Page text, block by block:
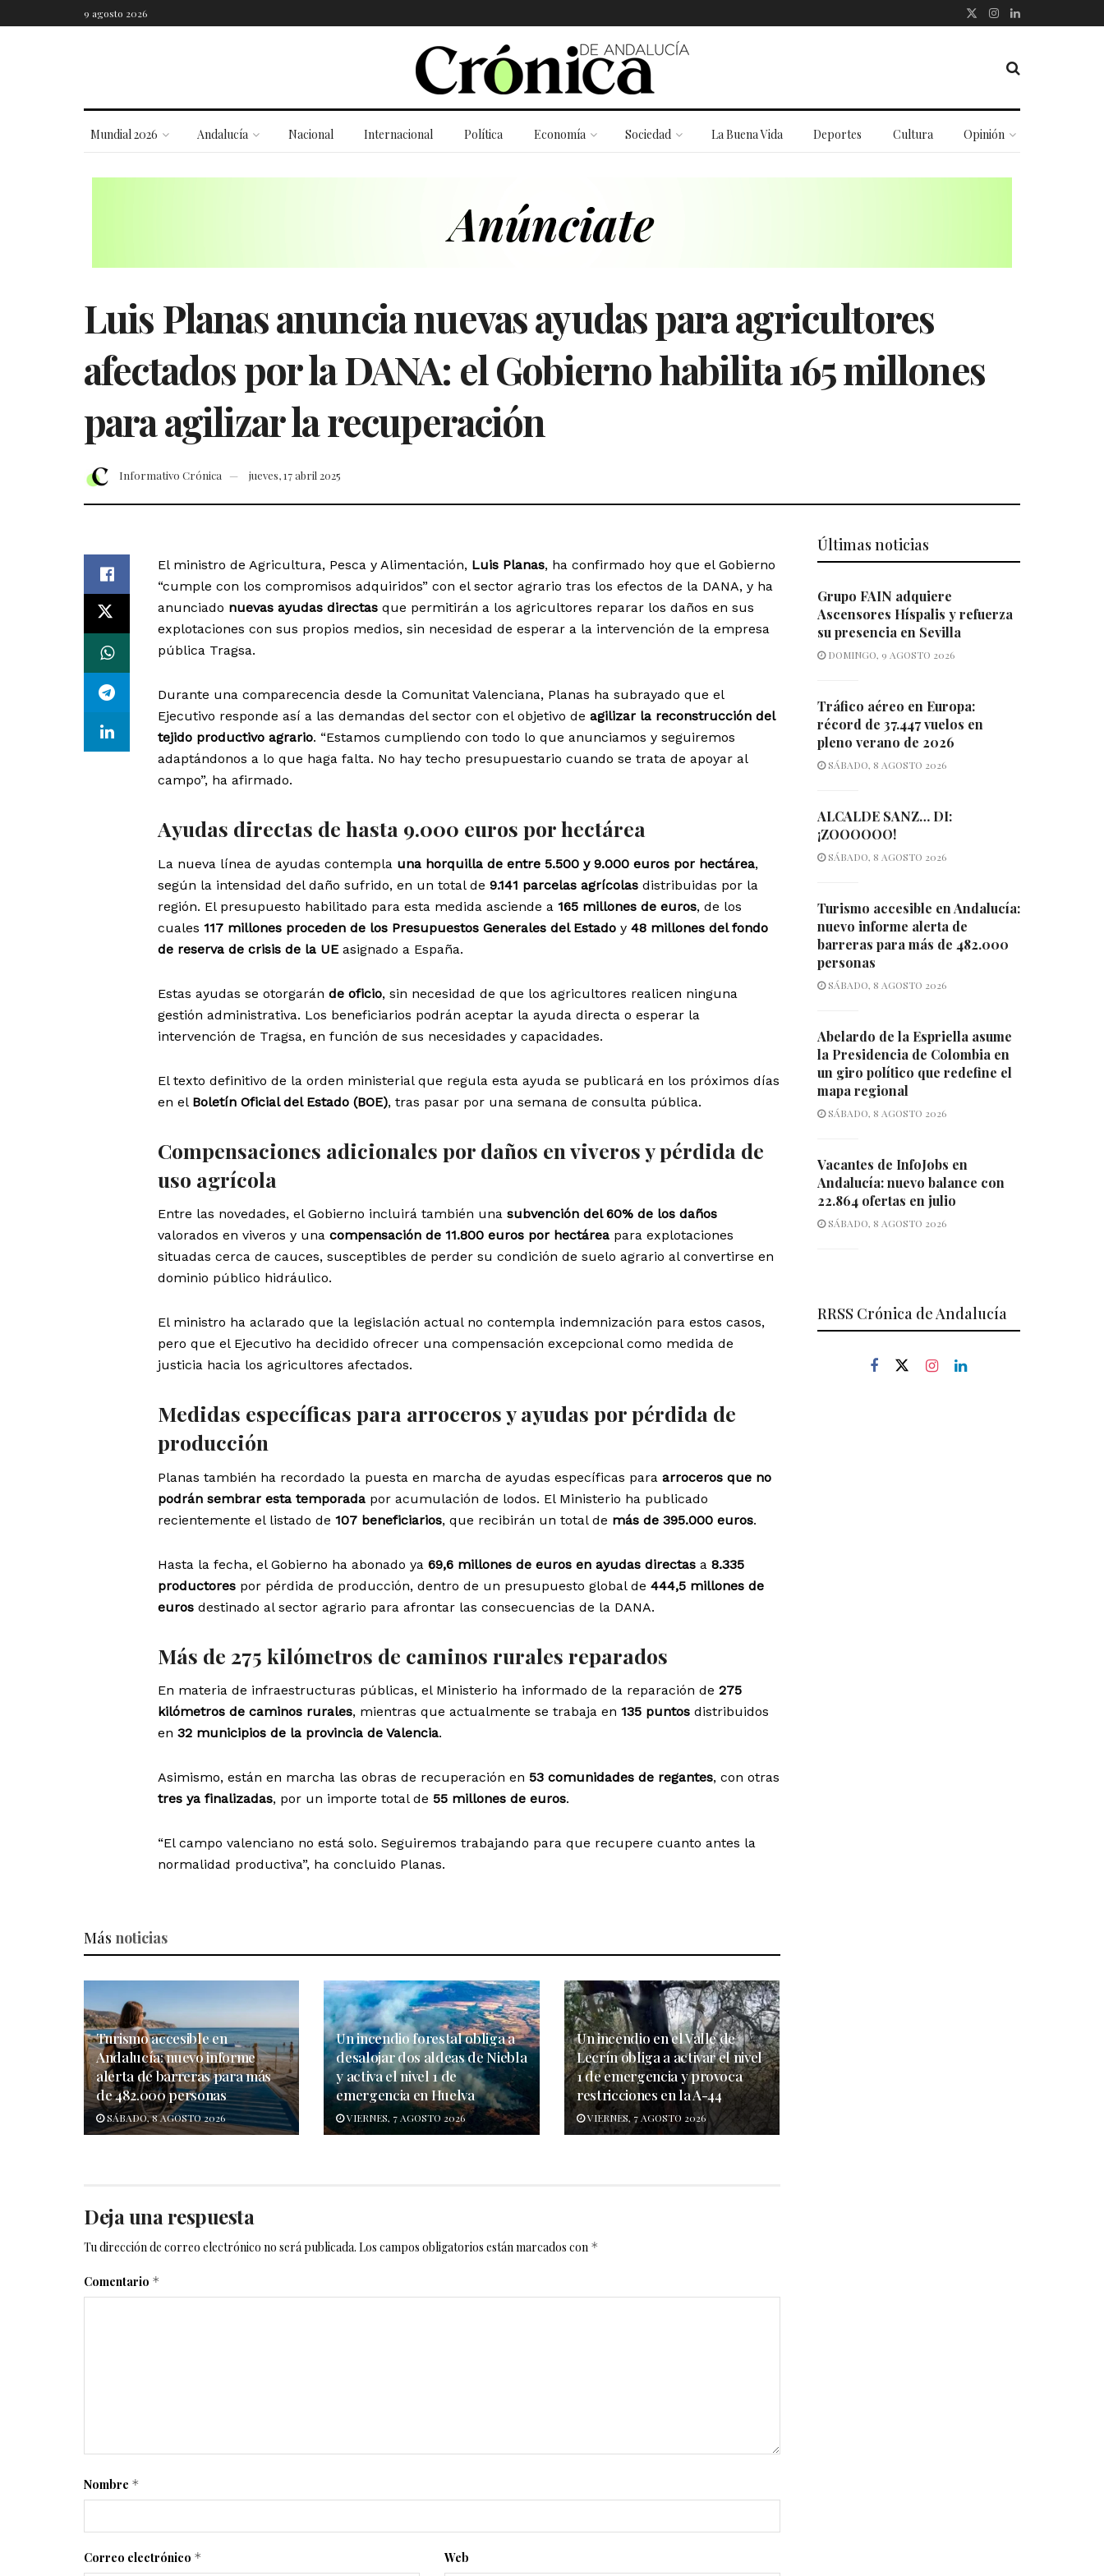
9 agosto 2026
Mundial 2026 Andalucía Nacional Internacional Política Economía Sociedad La Buena Vida Deportes Cultura Opinión
Luis Planas anuncia nuevas ayudas para agricultores
afectados por la DANA: el Gobierno habilita 165 millones
para agilizar la recuperación
Informativo Crónica jueves, 17 abril 2025
El ministro de Agricultura, Pesca y Alimentación, Luis Planas, ha confirmado hoy que el Gobierno
“cumple con los compromisos adquiridos” con el sector agrario tras los efectos de la DANA, y ha
anunciado nuevas ayudas directas que permitirán a los agricultores reparar los daños en sus
explotaciones con sus propios medios, sin necesidad de esperar a la intervención de la empresa
pública Tragsa.
Durante una comparecencia desde la Comunitat Valenciana, Planas ha subrayado que el
Ejecutivo responde así a las demandas del sector con el objetivo de agilizar la reconstrucción del
tejido productivo agrario. “Estamos cumpliendo con todo lo que anunciamos y seguiremos
adaptándonos a lo que haga falta. No hay techo presupuestario cuando se trata de apoyar al
campo”, ha afirmado.
Ayudas directas de hasta 9.000 euros por hectárea
La nueva línea de ayudas contempla una horquilla de entre 5.500 y 9.000 euros por hectárea,
según la intensidad del daño sufrido, en un total de 9.141 parcelas agrícolas distribuidas por la
región. El presupuesto habilitado para esta medida asciende a 165 millones de euros, de los
cuales 117 millones proceden de los Presupuestos Generales del Estado y 48 millones del fondo
de reserva de crisis de la UE asignado a España.
Estas ayudas se otorgarán de oficio, sin necesidad de que los agricultores realicen ninguna
gestión administrativa. Los beneficiarios podrán aceptar la ayuda directa o esperar la
intervención de Tragsa, en función de sus necesidades y capacidades.
El texto definitivo de la orden ministerial que regula esta ayuda se publicará en los próximos días
en el Boletín Oficial del Estado (BOE), tras pasar por una semana de consulta pública.
Compensaciones adicionales por daños en viveros y pérdida de
uso agrícola
Entre las novedades, el Gobierno incluirá también una subvención del 60% de los daños
valorados en viveros y una compensación de 11.800 euros por hectárea para explotaciones
situadas cerca de cauces, susceptibles de perder su condición de suelo agrario al convertirse en
dominio público hidráulico.
El ministro ha aclarado que la legislación actual no contempla indemnización para estos casos,
pero que el Ejecutivo ha decidido ofrecer una compensación excepcional como medida de
justicia hacia los agricultores afectados.
Medidas específicas para arroceros y ayudas por pérdida de
producción
Planas también ha recordado la puesta en marcha de ayudas específicas para arroceros que no
podrán sembrar esta temporada por acumulación de lodos. El Ministerio ha publicado
recientemente el listado de 107 beneficiarios, que recibirán un total de más de 395.000 euros.
Hasta la fecha, el Gobierno ha abonado ya 69,6 millones de euros en ayudas directas a 8.335
productores por pérdida de producción, dentro de un presupuesto global de 444,5 millones de
euros destinado al sector agrario para afrontar las consecuencias de la DANA.
Más de 275 kilómetros de caminos rurales reparados
En materia de infraestructuras públicas, el Ministerio ha informado de la reparación de 275
kilómetros de caminos rurales, mientras que actualmente se trabaja en 135 puntos distribuidos
en 32 municipios de la provincia de Valencia.
Asimismo, están en marcha las obras de recuperación en 53 comunidades de regantes, con otras
tres ya finalizadas, por un importe total de 55 millones de euros.
“El campo valenciano no está solo. Seguiremos trabajando para que recupere cuanto antes la
normalidad productiva”, ha concluido Planas.
Más noticias
Turismo accesible en
Andalucía: nuevo informe
alerta de barreras para más
de 482.000 personas
SÁBADO, 8 AGOSTO 2026
Un incendio forestal obliga a
desalojar dos aldeas de Niebla
y activa el nivel 1 de
emergencia en Huelva
VIERNES, 7 AGOSTO 2026
Un incendio en el Valle de
Lecrín obliga a activar el nivel
1 de emergencia y provoca
restricciones en la A-44
VIERNES, 7 AGOSTO 2026
Deja una respuesta
Tu dirección de correo electrónico no será publicada. Los campos obligatorios están marcados con *
Comentario *
Nombre *
Correo electrónico * Web
Últimas noticias
Grupo FAIN adquiere
Ascensores Híspalis y refuerza
su presencia en Sevilla
DOMINGO, 9 AGOSTO 2026
Tráfico aéreo en Europa:
récord de 37.447 vuelos en
pleno verano de 2026
SÁBADO, 8 AGOSTO 2026
ALCALDE SANZ… DI:
¡ZOOOOOO!
SÁBADO, 8 AGOSTO 2026
Turismo accesible en Andalucía:
nuevo informe alerta de
barreras para más de 482.000
personas
SÁBADO, 8 AGOSTO 2026
Abelardo de la Espriella asume
la Presidencia de Colombia en
un giro político que redefine el
mapa regional
SÁBADO, 8 AGOSTO 2026
Vacantes de InfoJobs en
Andalucía: nuevo balance con
22.864 ofertas en julio
SÁBADO, 8 AGOSTO 2026
RRSS Crónica de Andalucía